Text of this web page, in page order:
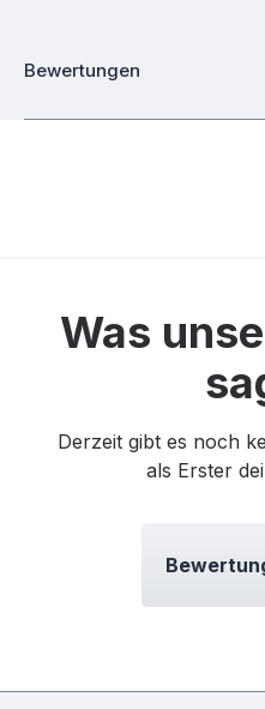
Bewertungen
Was
Derzeit gibt es noch
als Erster